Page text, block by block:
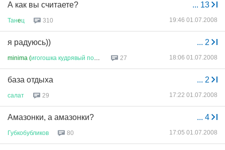
... 13
А как вы считаете?
Танeц 310 19:46 01.07.2008
... 2
я радуюсь))
minima (игогошка кудрявый понь 27 18:06 01.07.2008
... 2
база отдыха
салат 29 17:22 01.07.2008
... 4
Амазонки, а амазонки?
Губкобубликов 80 17:05 01.07.2008